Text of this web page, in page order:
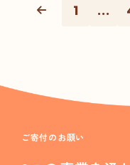
1 ...
ご寄付のお願い